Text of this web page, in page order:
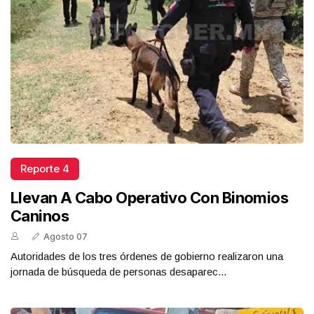
Reporte 4
Llevan A Cabo Operativo Con Binomios
Caninos
Agosto 07
Autoridades de los tres órdenes de gobierno realizaron una
jornada de búsqueda de personas desaparec...